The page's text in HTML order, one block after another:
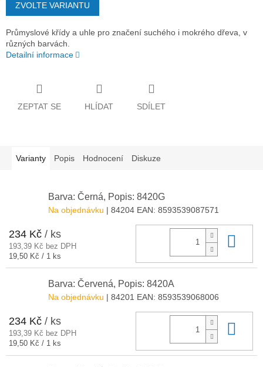
ZVOLTE VARIANTU
Průmyslové křídy a uhle pro značení suchého i mokrého dřeva, v
různých barvách.
Detailní informace
ZEPTAT SE HLÍDAT SDÍLET
Varianty Popis Hodnocení Diskuze
Barva: Černá, Popis: 8420G
Na objednávku | 84204 EAN: 8593539087571
234 Kč / ks
193,39 Kč bez DPH
Měrná
19,50 Kč / 1 ks
Barva: Červená, Popis: 8420A
Na objednávku | 84201 EAN: 8593539068006
234 Kč / ks
193,39 Kč bez DPH
Měrná
19,50 Kč / 1 ks